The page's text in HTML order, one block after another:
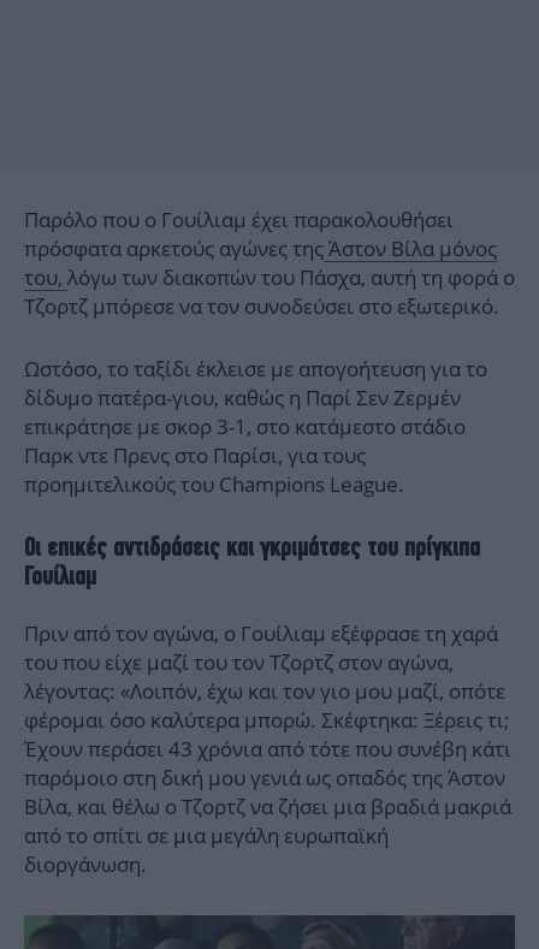
Παρόλο που ο Γουίλιαμ έχει παρακολουθήσει
πρόσφατα αρκετούς αγώνες τηςΆστον Βίλα μόνος
του, λόγω των διακοπών του Πάσχα, αυτή τη φορά ο
Τζορτζ μπόρεσε να τον συνοδεύσει στο εξωτερικό.
Ωστόσο, το ταξίδι έκλεισε με απογοήτευση για το
δίδυμο πατέρα-γιου, καθώς η Παρί Σεν Ζερμέν
επικράτησε με σκορ 3-1, στο κατάμεστο στάδιο
Παρκ ντε Πρενς στο Παρίσι, για τους
προημιτελικούς του Champions League.
Οι επικές αντιδράσεις και γκριμάτσες του πρίγκιπα
Γουίλιαμ
Πριν από τον αγώνα, ο Γουίλιαμ εξέφρασε τη χαρά
του που είχε μαζί του τον Τζορτζ στον αγώνα,
λέγοντας: «Λοιπόν, έχω και τον γιο μου μαζί, οπότε
φέρομαι όσο καλύτερα μπορώ. Σκέφτηκα: Ξέρεις τι;
Έχουν περάσει 43 χρόνια από τότε που συνέβη κάτι
παρόμοιο στη δική μου γενιά ως οπαδός της Άστον
Βίλα, και θέλω ο Τζορτζ να ζήσει μια βραδιά μακριά
από το σπίτι σε μια μεγάλη ευρωπαϊκή
διοργάνωση.